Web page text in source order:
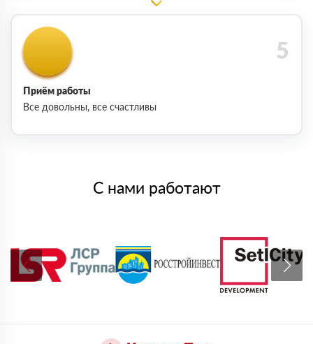
Приём работы
Все довольны, все счастливы
С нами работают